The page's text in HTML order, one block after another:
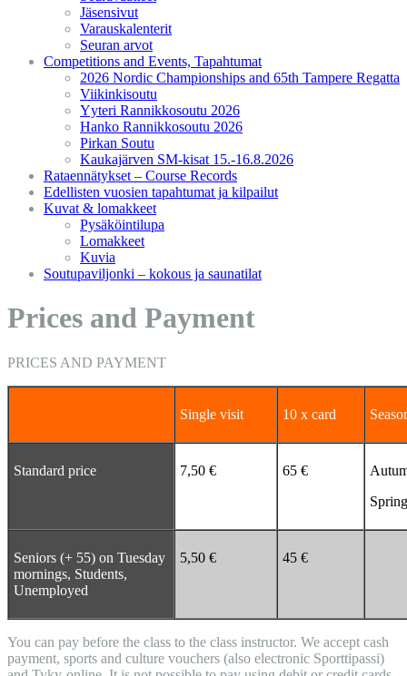
Jäsensivut
Varauskalenterit
Seuran arvot
Competitions and Events, Tapahtumat
2026 Nordic Championships and 65th Tampere Regatta
Viikinkisoutu
Yyteri Rannikkosoutu 2026
Hanko Rannikkosoutu 2026
Pirkan Soutu
Kaukajärven SM-kisat 15.-16.8.2026
Rataennätykset – Course Records
Edellisten vuosien tapahtumat ja kilpailut
Kuvat & lomakkeet
Pysäköintilupa
Lomakkeet
Kuvia
Soutupaviljonki – kokous ja saunatilat
Prices and Payment
PRICES AND PAYMENT
Single visit 10 x card
Standard price 7,50 € 65 €
Seniors (+ 55) on Tuesday
mornings, Students,
Unemployed
5,50 € 45 €
You can pay before the class to the class instructor. We accept cash
payment, sports and culture vouchers (also electronic Sporttipassi)